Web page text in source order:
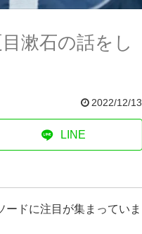
漱石の話をし
2022/12/13
LINE
ドに注目が集まっていま